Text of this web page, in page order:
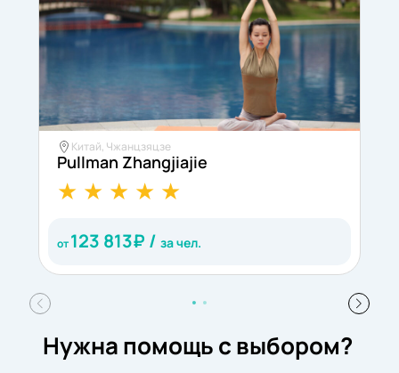
Китай, Чжанцзяцзе
Pullman Zhangjiajie
от123 813₽ / за чел.
Нужна помощь с выбором?